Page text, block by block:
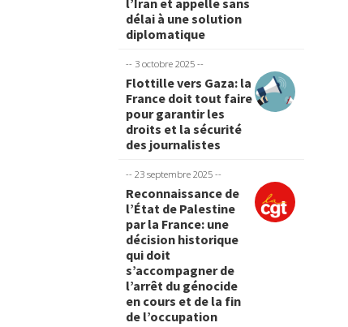
délai à une solution
diplomatique
-- 3 octobre 2025 --
Flottille vers Gaza: la
France doit tout faire
pour garantir les
droits et la sécurité
des journalistes
-- 23 septembre 2025 --
Reconnaissance de
l’État de Palestine
par la France: une
décision historique
qui doit
s’accompagner de
l’arrêt du génocide
en cours et de la fin
de l’occupation